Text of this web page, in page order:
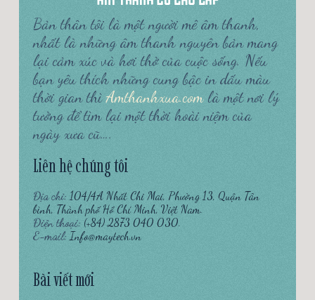
Bản thân tôi là một người mê âm thanh,
nhất là những âm thanh nguyên bản mang
lại cảm xúc và hơi thở của cuộc sống. Nếu
bạn yêu thích những cung bậc in dấu màu
thời gian thìAmthanhxua.comlà một nơi lý
tưởng để tìm lại một thời hoài niệm của
ngày xưa cũ….
Liên hệ chúng tôi
Địa chỉ: 104/4A Nhất Chi Mai, Phường 13, Quận Tân
bình, Thành phố Hồ Chí Minh, Việt Nam.
Điện thoại: (+84) 2873 040 030.
E-mail: Info@maytech.vn
Bài viết mới